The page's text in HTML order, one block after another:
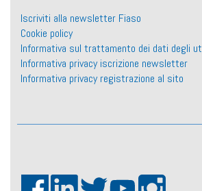
Iscriviti alla newsletter Fiaso
Cookie policy
Informativa sul trattamento dei dati degli
Informativa privacy iscrizione newsletter
Informativa privacy registrazione al sito